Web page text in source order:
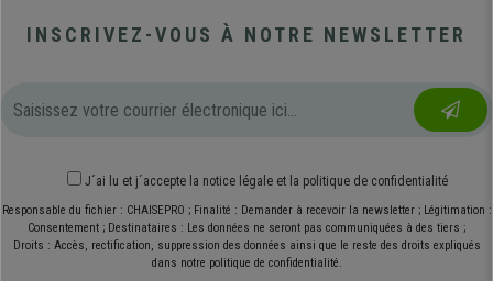
INSCRIVEZ-VOUS À NOTRE NEWSLETTER
J´ai lu et j´accepte la notice légale et la politique de confidentialité
Responsable du fichier : CHAISEPRO ; Finalité : Demander à recevoir la newsletter ; Légitimation :
Consentement ; Destinataires : Les données ne seront pas communiquées à des tiers ;
Droits : Accès, rectification, suppression des données ainsi que le reste des droits expliqués
dans notre politique de confidentialité.